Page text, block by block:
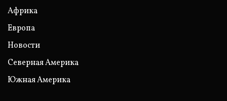
Африка
Европа
Новости
Северная Америка
Южная Америка